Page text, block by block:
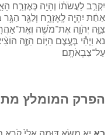
יִקְרַ֣ב לַעֲשֹׂת֔וֹ וְהָיָ֖ה כְּאֶזְרַ֣ח
אַחַ֔ת יִהְיֶ֖ה לָֽאֶזְרָ֑ח וְלַגֵּ֖ר הַגָּ֥ר
צִוָּ֧ה יְהֹוָ֛ה אֶת־מֹשֶׁ֥ה
נא וַיְהִ֕י בְּעֶ֖צֶם הַיּ֣וֹם הַזֶּ֑ה
עַל־צִבְאֹתָֽם׃
הפרק המומלץ